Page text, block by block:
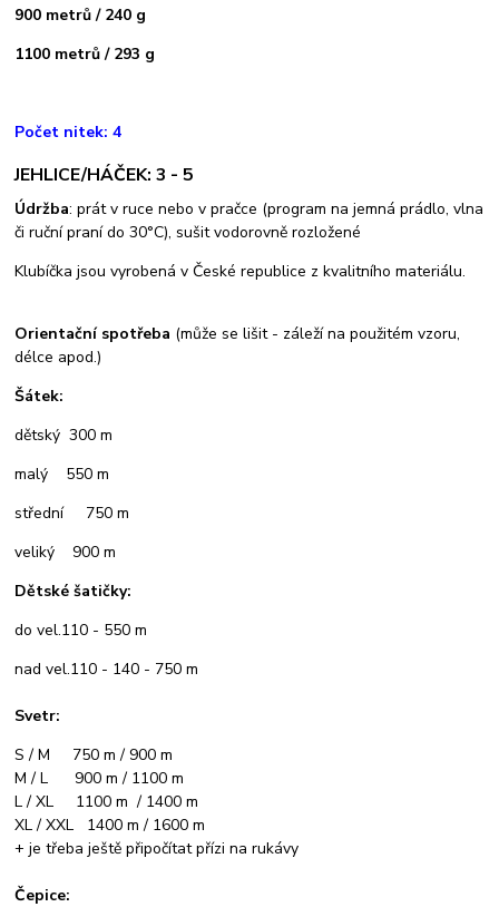
900 metrů / 240 g
1100 metrů / 293 g
Počet nitek: 4
JEHLICE/HÁČEK: 3 - 5
Údržba: prát v ruce nebo v pračce (program na jemná prádlo, vlna
či ruční praní do 30°C), sušit vodorovně rozložené
Klubíčka jsou vyrobená v České republice z kvalitního materiálu.
Orientační spotřeba (může se lišit - záleží na použitém vzoru,
délce apod.)
Šátek:
dětský 300 m
malý 550 m
střední 750 m
veliký 900 m
Dětské šatičky:
do vel.110 - 550 m
nad vel.110 - 140 - 750 m
Svetr:
S / M 750 m / 900 m
M / L 900 m / 1100 m
L / XL 1100 m / 1400 m
XL / XXL 1400 m / 1600 m
+ je třeba ještě připočítat přízi na rukávy
Čepice: